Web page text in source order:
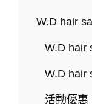
盤
秋
必
的
W.D hair
W.D hair
W.D hair
活動優惠